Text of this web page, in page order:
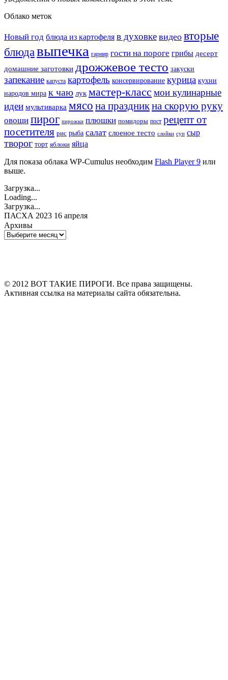
Облако меток
Новый год блюда из картофеля в духовке видео вторые
блюдавыпечка гарнир гости на пороге грибы десерт
домашние заготовки дрожжевое тесто закуски
запекание капуста картофель консервирование курица кухни
народов мира к чаю лук мастер-класс мои кулинарные
идеи мультиварка мясо на праздникна скорую руку
овощи пирог пирожки плюшки помидоры пост рецепт от
посетителя рис рыба салат слоеное тесто слойки суп сыр
творог торт яблоки яйца
Для показа облака WP-Cumulus необходим Flash Player 9 или
выше.
Загрузка...
Loading...
Загрузка...
ПАСХА 2023 16 апреля
Архивы
Архивы
© 2012 ВОТ ТАКИЕ ПИРОГИ. Все права защищены.
Активная ссылка на материалы сайта обязательна.